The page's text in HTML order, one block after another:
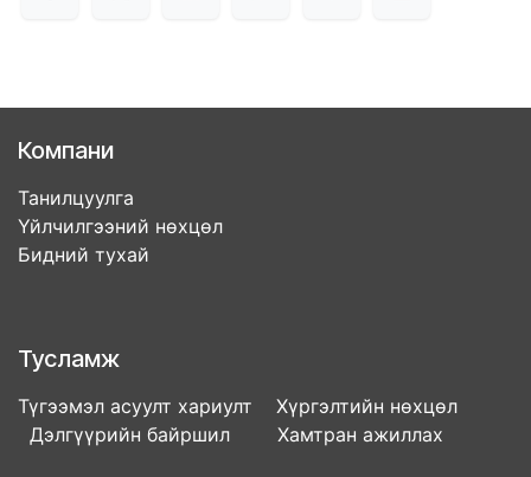
Компани
Танилцуулга
Үйлчилгээний нөхцөл
Бидний тухай
Тусламж
Түгээмэл асуулт хариулт Хүргэлтийн нөхцөл
Дэлгүүрийн байршил Хамтран ажиллах